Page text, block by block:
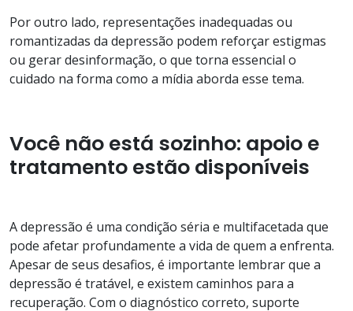
Por outro lado, representações inadequadas ou
romantizadas da depressão podem reforçar estigmas
ou gerar desinformação, o que torna essencial o
cuidado na forma como a mídia aborda esse tema.
Você não está sozinho: apoio e
tratamento estão disponíveis
A depressão é uma condição séria e multifacetada que
pode afetar profundamente a vida de quem a enfrenta.
Apesar de seus desafios, é importante lembrar que a
depressão é tratável, e existem caminhos para a
recuperação. Com o diagnóstico correto, suporte